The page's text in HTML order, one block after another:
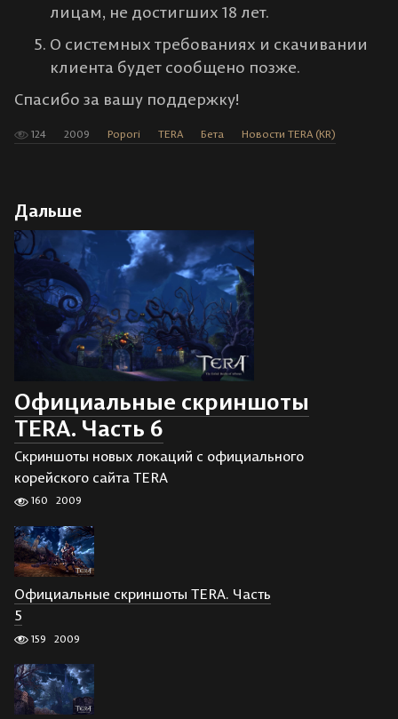
лицам, не достигших 18 лет.
О системных требованиях и скачивании
клиента будет сообщено позже.
Спасибо за вашу поддержку!
124 2009 Popori TERA Бета Новости TERA (KR)
Дальше
Официальные скриншоты
TERA. Часть 6
Скриншоты новых локаций с официального
корейского сайта TERA
160 2009
Официальные скриншоты TERA. Часть
5
159 2009